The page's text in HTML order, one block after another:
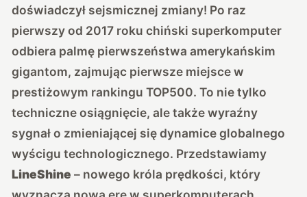
doświadczył sejsmicznej zmiany! Po raz
pierwszy od 2017 roku chiński superkomputer
odbiera palmę pierwszeństwa amerykańskim
gigantom, zajmując pierwsze miejsce w
prestiżowym rankingu TOP500. To nie tylko
techniczne osiągnięcie, ale także wyraźny
sygnał o zmieniającej się dynamice globalnego
wyścigu technologicznego. Przedstawiamy
LineShine – nowego króla prędkości, który